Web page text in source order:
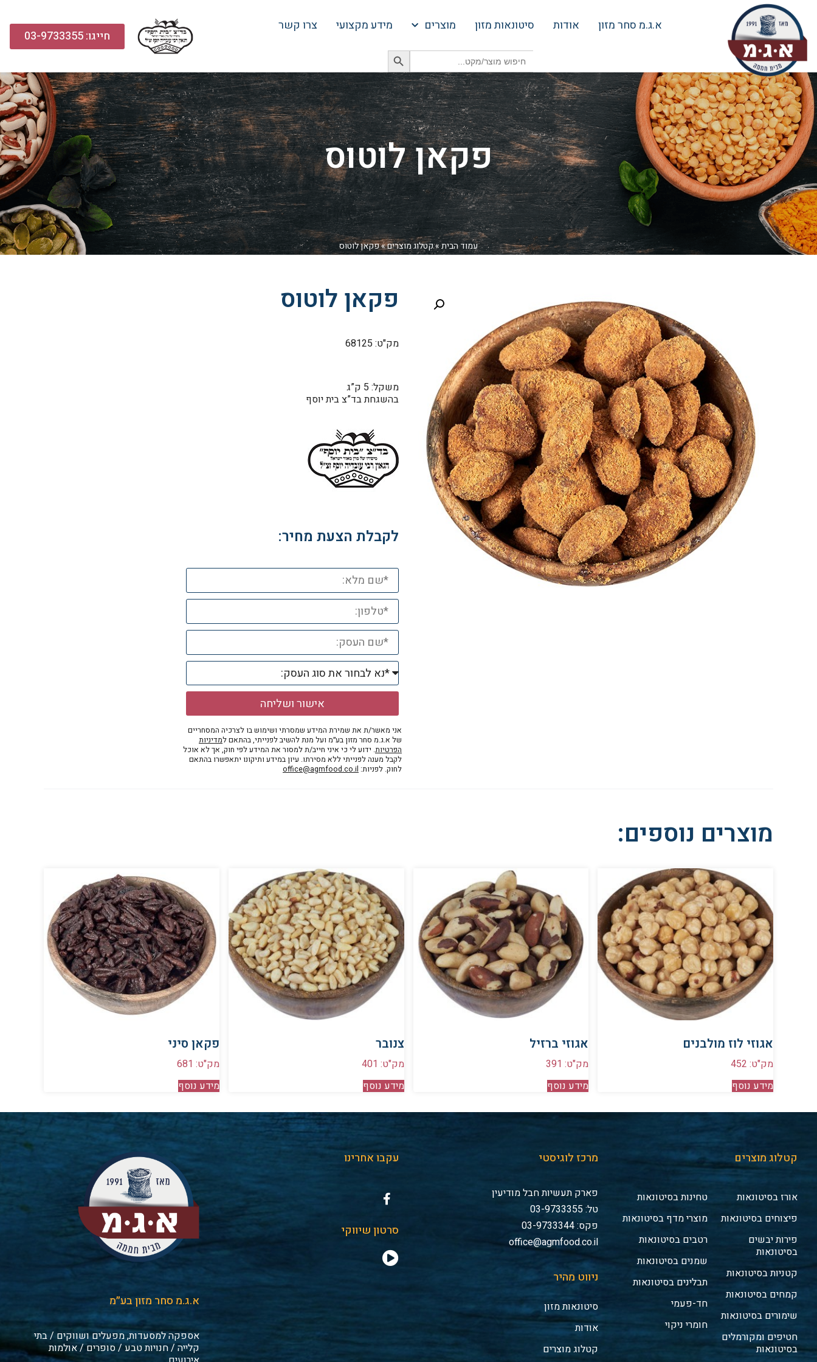
א.ג.מ סחר מזון אודות סיטונאות מזון מוצרים מידע מקצועי צרו קשר
Search
for:
Search Button
חייגו: 03-9733355
פקאן לוטוס
עמוד הבית»קטלוג מוצרים»פקאן לוטוס
פקאן לוטוס
מק"ט: 68125
משקל: 5 ק”ג
בהשגחת בד”צ בית יוסף
לקבלת הצעת מחיר:
אישור ושליחה
אני מאשר/ת את שמירת המידע שמסרתי ושימוש בו לצרכיה המסחריים
של א.ג.מ סחר מזון בע״מ ועל מנת להשיב לפנייתי, בהתאם למדיניות
הפרטיות. ידוע לי כי איני חייב/ת למסור את המידע לפי חוק, אך לא אוכל
לקבל מענה לפנייתי ללא מסירתו. עיון במידע ותיקונו יתאפשרו בהתאם
לחוק. לפניות: office@agmfood.co.il
מוצרים נוספים:
אגוזי לוז מולבנים
מק"ט: 452
מידע נוסף
אגוזי ברזיל
מק"ט: 391
מידע נוסף
צנובר
מק"ט: 401
מידע נוסף
פקאן סיני
מק"ט: 681
מידע נוסף
קטלוג מוצרים
אורז בסיטונאות
פיצוחים בסיטונאות
פירות יבשים
בסיטונאות
קטניות בסיטונאות
קמחים בסיטונאות
שימורים בסיטונאות
חטיפים ומקורמלים
בסיטונאות
טחינות בסיטונאות
מוצרי מדף בסיטונאות
רטבים בסיטונאות
שמנים בסיטונאות
תבלינים בסיטונאות
חד-פעמי
חומרי ניקוי
מרכז לוגיסטי
פארק תעשיות חבל מודיעין
טל: 03-9733355
פקס: 03-9733344
office@agmfood.co.il
ניווט מהיר
סיטונאות מזון
אודות
קטלוג מוצרים
עקבו אחרינו
סרטון שיווקי
א.ג.מ סחר מזון בע״מ
אספקה למסעדות, מפעלים ושווקים / בתי
קלייה / חנויות טבע / סופרים / אולמות